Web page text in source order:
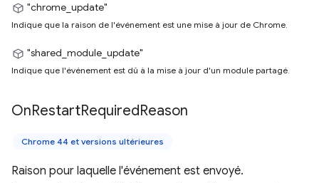
"chrome_update"
Indique que la raison de l'événement est une mise à jour de Chrome.
"shared_module_update"
Indique que l'événement est dû à la mise à jour d'un module partagé.
OnRestartRequiredReason
Chrome 44 et versions ultérieures
Raison pour laquelle l'événement est envoyé.